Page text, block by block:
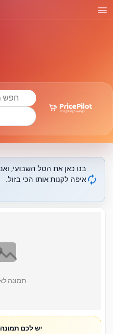
menu
autorenew
בנו כאן את הסל השבועי,
איפה לקנות אותו הכי בזול.
תמונה
יש לכם